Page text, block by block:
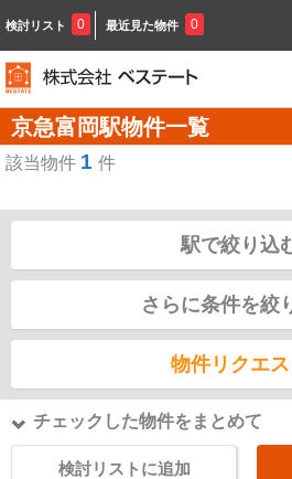
検討リスト 0 最近見た物件 0
京急富岡駅物件一覧
該当物件 1 件
駅で絞り込
さらに条件を絞
物件リクエス
チェックした物件をまとめて
検討リストに追加